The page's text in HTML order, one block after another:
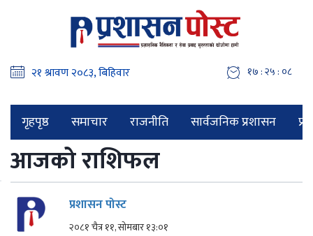
१७ : २५ : ०९
गृहपृष्ठ समाचार राजनीति सार्वजनिक प्रशासन
आजको राशिफल
प्रशासन पोस्ट
२०८१ चैत्र ११, सोमबार १३:०१